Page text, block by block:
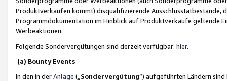
Produktverkäufen kommt) disqualifizierende Ausschlusstatbestände,
Programmdokumentation im Hinblick auf Produktverkäufe geltende
Werbeaktionen.
Folgende Sondervergütungen sind derzeit verfügbar: hier.
(a) Bounty Events
In den in derAnlage („ Sondervergütung“) aufgeführten Ländern